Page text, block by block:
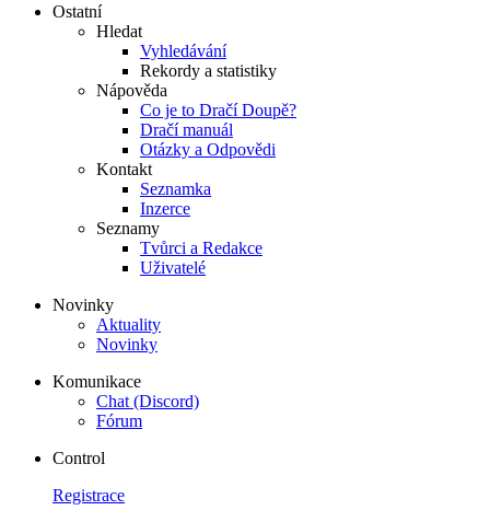
Ostatní
Hledat
Vyhledávání
Rekordy a statistiky
Nápověda
Co je to Dračí Doupě?
Dračí manuál
Otázky a Odpovědi
Kontakt
Seznamka
Inzerce
Seznamy
Tvůrci a Redakce
Uživatelé
Novinky
Aktuality
Novinky
Komunikace
Chat (Discord)
Fórum
Control
Registrace